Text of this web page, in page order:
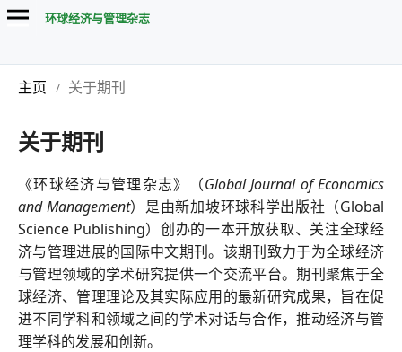
环球经济与管理杂志
主页 / 关于期刊
关于期刊
《环球经济与管理杂志》（Global Journal of Economics
and Management）是由新加坡环球科学出版社（Global
Science Publishing）创办的一本开放获取、关注全球经
济与管理进展的国际中文期刊。该期刊致力于为全球经济
与管理领域的学术研究提供一个交流平台。期刊聚焦于全
球经济、管理理论及其实际应用的最新研究成果，旨在促
进不同学科和领域之间的学术对话与合作，推动经济与管
理学科的发展和创新。